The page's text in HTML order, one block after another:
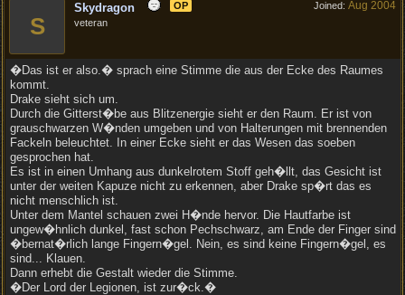
Joined: Aug 2004
S
Skydragon
OP
veteran
�Das ist er also.� sprach eine Stimme die aus der Ecke des Raumes
kommt.
Drake sieht sich um.
Durch die Gitterst�be aus Blitzenergie sieht er den Raum. Er ist von
grauschwarzen W�nden umgeben und von Halterungen mit brennenden
Fackeln beleuchtet. In einer Ecke sieht er das Wesen das soeben
gesprochen hat.
Es ist in einen Umhang aus dunkelrotem Stoff geh�llt, das Gesicht ist
unter der weiten Kapuze nicht zu erkennen, aber Drake sp�rt das es
nicht menschlich ist.
Unter dem Mantel schauen zwei H�nde hervor. Die Hautfarbe ist
ungew�hnlich dunkel, fast schon Pechschwarz, am Ende der Finger sind
�bernat�rlich lange Fingern�gel. Nein, es sind keine Fingern�gel, es
sind... Klauen.
Dann erhebt die Gestalt wieder die Stimme.
�Der Lord der Legionen, ist zur�ck.�